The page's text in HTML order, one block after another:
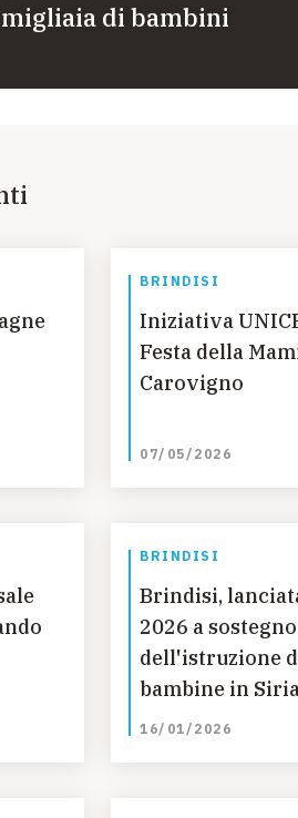
di bambini
BRINDISI
Iniziativa
Festa della
Carovigno
07/05/2026
BRINDISI
Brindisi,
2026 a sostegno
dell'istruzione
bambine in
16/01/2026